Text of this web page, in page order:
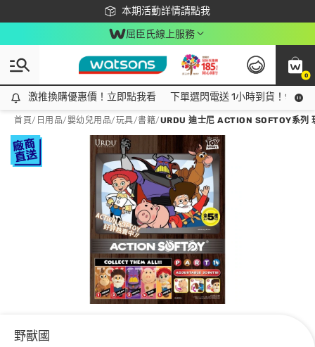
本期活動詳情請點我
下載app最高回饋$350
屈臣氏線上服務
0
激推換購優惠價！立即點我看
激推換購優惠價！立即點我看 下單選閃電送 1小時到貨！領神
首頁/ 日用品/嬰幼兒用品/玩具/書籍/URDU 迪士尼 ACTION SOFTOY系列
野獸國